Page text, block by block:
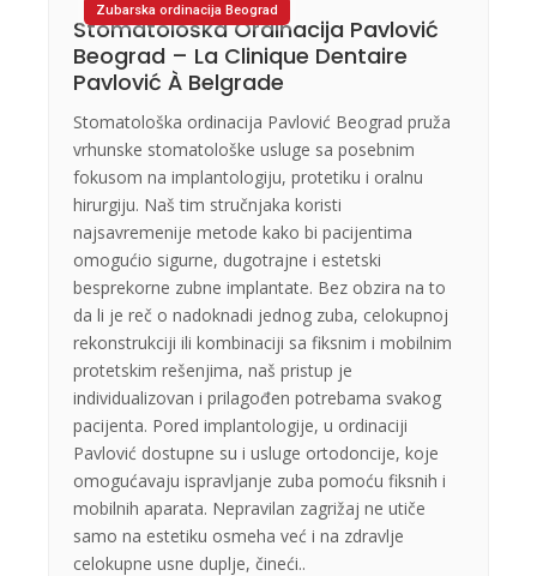
Zubarska ordinacija Beograd
Stomatološka Ordinacija Pavlović
Beograd – La Clinique Dentaire
Pavlović À Belgrade
Stomatološka ordinacija Pavlović Beograd pruža
vrhunske stomatološke usluge sa posebnim
fokusom na implantologiju, protetiku i oralnu
hirurgiju. Naš tim stručnjaka koristi
najsavremenije metode kako bi pacijentima
omogućio sigurne, dugotrajne i estetski
besprekorne zubne implantate. Bez obzira na to
da li je reč o nadoknadi jednog zuba, celokupnoj
rekonstrukciji ili kombinaciji sa fiksnim i mobilnim
protetskim rešenjima, naš pristup je
individualizovan i prilagođen potrebama svakog
pacijenta. Pored implantologije, u ordinaciji
Pavlović dostupne su i usluge ortodoncije, koje
omogućavaju ispravljanje zuba pomoću fiksnih i
mobilnih aparata. Nepravilan zagrižaj ne utiče
samo na estetiku osmeha već i na zdravlje
celokupne usne duplje, čineći..